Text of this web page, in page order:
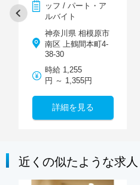
ッフ / パート・ア
ルバイト
神奈川県 相模原市
南区 上鶴間本町4-
38-30
時給 1,255
円 ～ 1,355円
詳細を見る
近くの似たような求人